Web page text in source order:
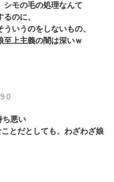
シモの毛の処理なんて
のに、
ういうのをしないもの、
至上主義の闇は深いｗ
0
ち悪い
とだとしても、わざわざ娘